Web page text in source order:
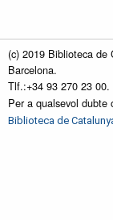
(c) 2019 Biblioteca de
Barcelona.
Tlf.:+34 93 270 23
Per a qualsevol dubte
Biblioteca de